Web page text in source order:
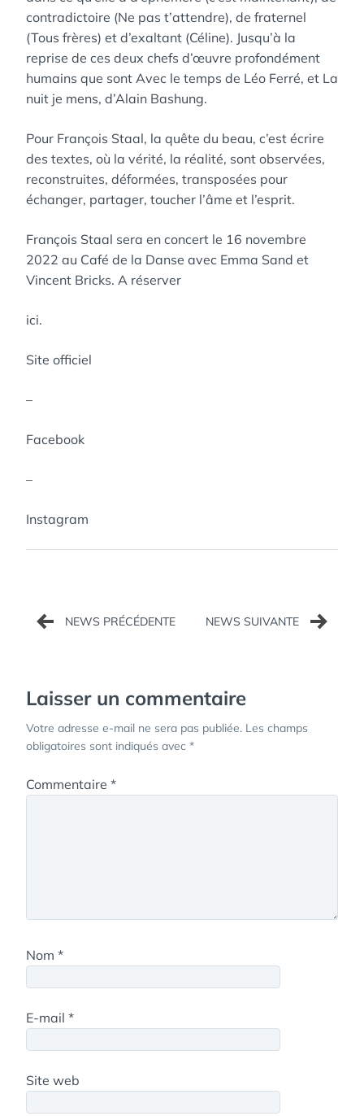
contradictoire (Ne pas t’attendre), de fraternel
(Tous frères) et d’exaltant (Céline). Jusqu’à la
reprise de ces deux chefs d’œuvre profondément
humains que sont Avec le temps de Léo Ferré, et La
nuit je mens, d’Alain Bashung.
Pour François Staal, la quête du beau, c’est écrire
des textes, où la vérité, la réalité, sont observées,
reconstruites, déformées, transposées pour
échanger, partager, toucher l’âme et l’esprit.
François Staal sera en concert le 16 novembre
2022 au Café de la Danse avec Emma Sand et
Vincent Bricks. A réserver
ici.
Site officiel
–
Facebook
–
Instagram
Navigation
de
Laisser un commentaire
Votre adresse e-mail ne sera pas publiée. Les champs
obligatoires sont indiqués avec *
Commentaire *
Nom *
E-mail *
Site web